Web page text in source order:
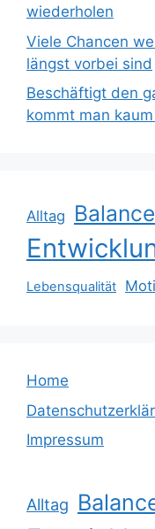
wiederholen
Viele Chancen
längst vorbei sind
Beschäftigt den
kommt man
Alltag Balance
Lebensqualität
Home
Impressum
Alltag